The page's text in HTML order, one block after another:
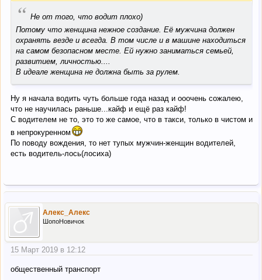
“ Не от того, что водит плохо)
Потому что женщина нежное создание. Её мужчина должен
охранять везде и всегда. В том числе и в машине находиться
на самом безопасном месте. Ей нужно заниматься семьей,
развитием, личностью....
В идеале женщина не должна быть за рулем.
Ну я начала водить чуть больше года назад и ооочень сожалею,
что не научилась раньше...кайф и ещё раз кайф!
С водителем не то, это то же самое, что в такси, только в чистом и
в непрокуренном
По поводу вождения, то нет тупых мужчин-женщин водителей,
есть водитель-лось(лосиха)
Алекс_Алекс
ШопоНовичок
15 Март 2019 в 12:12
общественный транспорт